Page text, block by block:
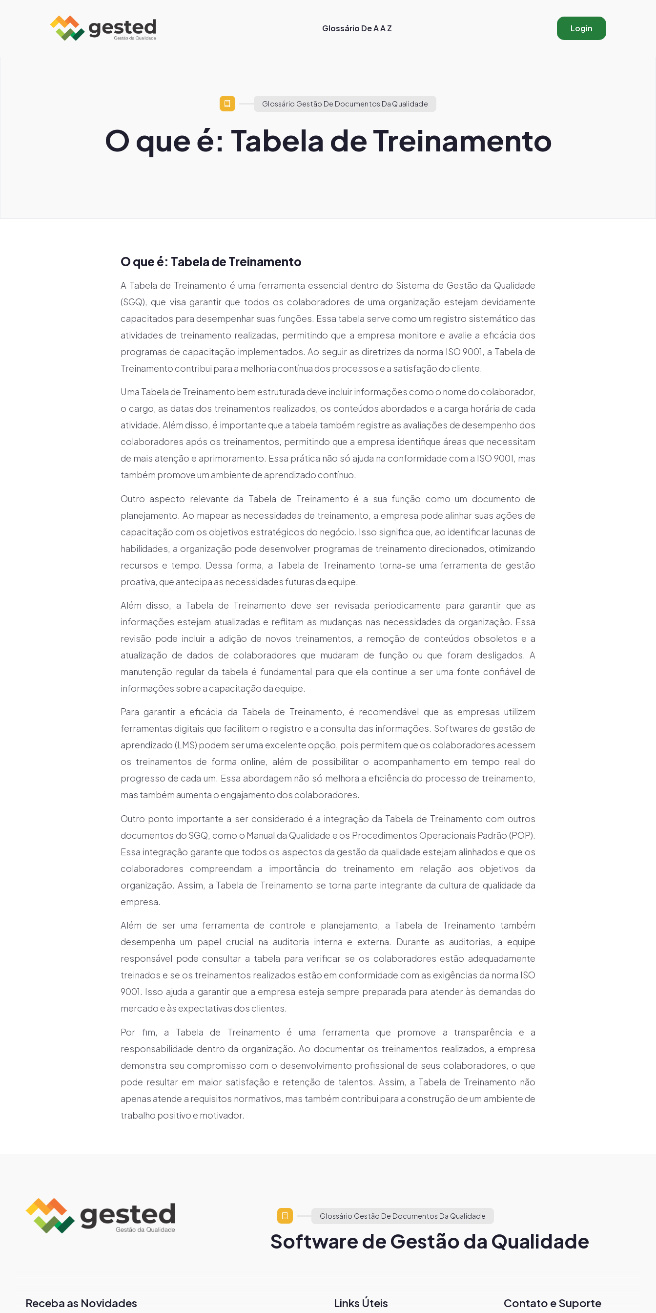
Glossário De A A Z Login
Glossário Gestão De Documentos Da Qualidade
O que é: Tabela de Treinamento
O que é: Tabela de Treinamento
A Tabela de Treinamento é uma ferramenta essencial dentro do Sistema de Gestão da Qualidade
(SGQ), que visa garantir que todos os colaboradores de uma organização estejam devidamente
capacitados para desempenhar suas funções. Essa tabela serve como um registro sistemático das
atividades de treinamento realizadas, permitindo que a empresa monitore e avalie a eficácia dos
programas de capacitação implementados. Ao seguir as diretrizes da norma ISO 9001, a Tabela de
Treinamento contribui para a melhoria contínua dos processos e a satisfação do cliente.
Uma Tabela de Treinamento bem estruturada deve incluir informações como o nome do colaborador,
o cargo, as datas dos treinamentos realizados, os conteúdos abordados e a carga horária de cada
atividade. Além disso, é importante que a tabela também registre as avaliações de desempenho dos
colaboradores após os treinamentos, permitindo que a empresa identifique áreas que necessitam
de mais atenção e aprimoramento. Essa prática não só ajuda na conformidade com a ISO 9001, mas
também promove um ambiente de aprendizado contínuo.
Outro aspecto relevante da Tabela de Treinamento é a sua função como um documento de
planejamento. Ao mapear as necessidades de treinamento, a empresa pode alinhar suas ações de
capacitação com os objetivos estratégicos do negócio. Isso significa que, ao identificar lacunas de
habilidades, a organização pode desenvolver programas de treinamento direcionados, otimizando
recursos e tempo. Dessa forma, a Tabela de Treinamento torna-se uma ferramenta de gestão
proativa, que antecipa as necessidades futuras da equipe.
Além disso, a Tabela de Treinamento deve ser revisada periodicamente para garantir que as
informações estejam atualizadas e reflitam as mudanças nas necessidades da organização. Essa
revisão pode incluir a adição de novos treinamentos, a remoção de conteúdos obsoletos e a
atualização de dados de colaboradores que mudaram de função ou que foram desligados. A
manutenção regular da tabela é fundamental para que ela continue a ser uma fonte confiável de
informações sobre a capacitação da equipe.
Para garantir a eficácia da Tabela de Treinamento, é recomendável que as empresas utilizem
ferramentas digitais que facilitem o registro e a consulta das informações. Softwares de gestão de
aprendizado (LMS) podem ser uma excelente opção, pois permitem que os colaboradores acessem
os treinamentos de forma online, além de possibilitar o acompanhamento em tempo real do
progresso de cada um. Essa abordagem não só melhora a eficiência do processo de treinamento,
mas também aumenta o engajamento dos colaboradores.
Outro ponto importante a ser considerado é a integração da Tabela de Treinamento com outros
documentos do SGQ, como o Manual da Qualidade e os Procedimentos Operacionais Padrão (POP).
Essa integração garante que todos os aspectos da gestão da qualidade estejam alinhados e que os
colaboradores compreendam a importância do treinamento em relação aos objetivos da
organização. Assim, a Tabela de Treinamento se torna parte integrante da cultura de qualidade da
empresa.
Além de ser uma ferramenta de controle e planejamento, a Tabela de Treinamento também
desempenha um papel crucial na auditoria interna e externa. Durante as auditorias, a equipe
responsável pode consultar a tabela para verificar se os colaboradores estão adequadamente
treinados e se os treinamentos realizados estão em conformidade com as exigências da norma ISO
9001. Isso ajuda a garantir que a empresa esteja sempre preparada para atender às demandas do
mercado e às expectativas dos clientes.
Por fim, a Tabela de Treinamento é uma ferramenta que promove a transparência e a
responsabilidade dentro da organização. Ao documentar os treinamentos realizados, a empresa
demonstra seu compromisso com o desenvolvimento profissional de seus colaboradores, o que
pode resultar em maior satisfação e retenção de talentos. Assim, a Tabela de Treinamento não
apenas atende a requisitos normativos, mas também contribui para a construção de um ambiente de
trabalho positivo e motivador.
Glossário Gestão De Documentos Da Qualidade
Software de Gestão da Qualidade
Receba as Novidades Links Úteis Contato e Suporte